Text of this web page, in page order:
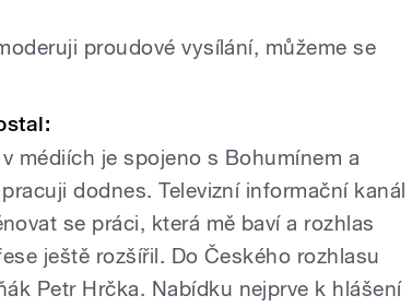
proudové vysílání, můžeme se
médiích je spojeno s Bohumínem a
dodnes. Televizní informační kanál
se práci, která mě baví a rozhlas
ještě rozšířil. Do Českého rozhlasu
Petr Hrčka. Nabídku nejprve k hlášení